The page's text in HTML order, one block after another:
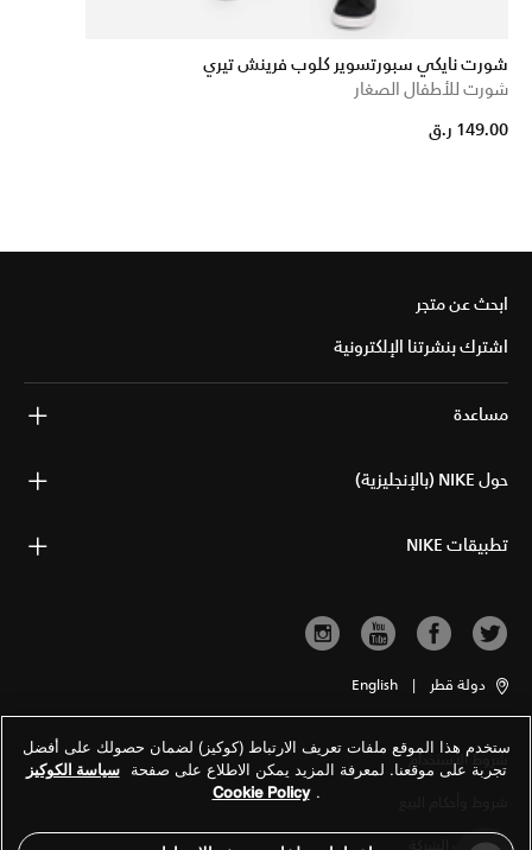
شورت نايكي سبورتسوير كلوب فرينش تيري
شورت للأطفال الصغار
149.00 ر.ق
ابحث عن متجر
اشترك بنشرتنا الإلكترونية
مساعدة
حول NIKE (بالإنجليزية)
تطبيقات NIKE
دولة قطر |
English
شروط الاستخدام
ستخدم هذا الموقع ملفات تعريف الارتباط (كوكيز) لضمان حصولك على أفضل
تجربة على موقعنا. لمعرفة المزيد يمكن الاطلاع على صفحة سياسة الكوكيز
.
Cookie Policy